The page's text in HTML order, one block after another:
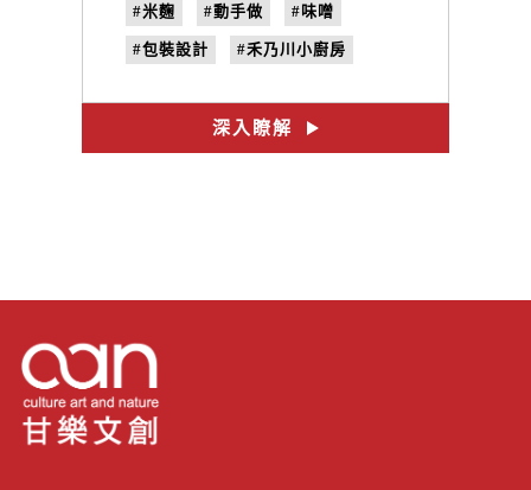
#米麴 #動手做 #味噌
#包裝設計 #禾乃川小廚房
深入瞭解